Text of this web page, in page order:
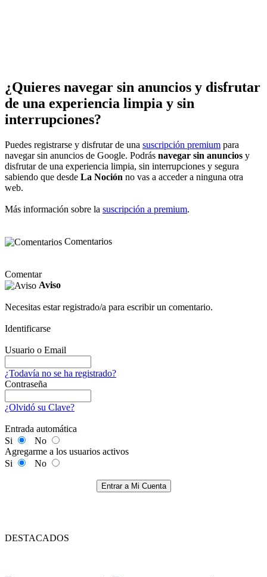
¿Quieres navegar sin anuncios y disfrutar
de una experiencia limpia y sin
interrupciones?
Puedes registrarse y disfrutar de una suscripción premium para
navegar sin anuncios de Google. Podrás navegar sin anuncios y
disfrutar de una experiencia limpia, sin interrupciones y segura
sabiendo que desde La Noción no vas a acceder a ninguna otra
web.
Más información sobre la suscripción a premium.
Comentarios
Comentar
Aviso
Necesitas estar registrado/a para escribir un comentario.
Identificarse
Usuario o Email
¿Todavía no se ha registrado?
Contraseña
¿Olvidó su Clave?
Entrada automática
Si
No
Agregarme a los usuarios activos
Si
No
Entrar a Mi Cuenta
DESTACADOS